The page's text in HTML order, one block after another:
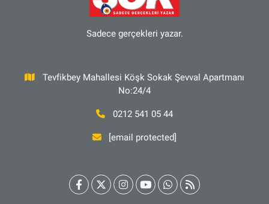
Sadece gerçekleri yazar.
Tevfikbey Mahallesi Köşk Sokak Şevval Apartmanı
No:24/4
0212 541 05 44
[email protected]